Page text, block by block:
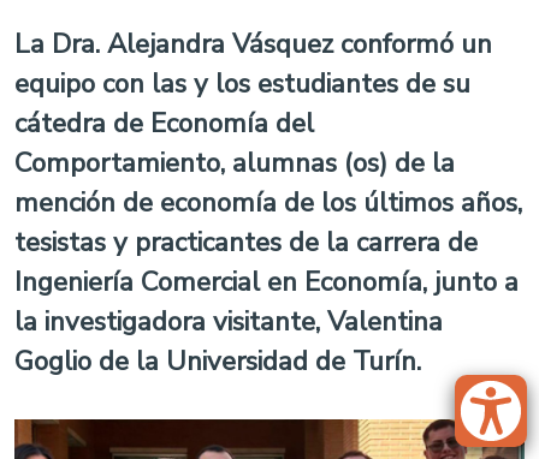
La Dra. Alejandra Vásquez conformó un
equipo con las y los estudiantes de su
cátedra de Economía del
Comportamiento, alumnas (os) de la
mención de economía de los últimos años,
tesistas y practicantes de la carrera de
Ingeniería Comercial en Economía, junto a
la investigadora visitante, Valentina
Goglio de la Universidad de Turín.